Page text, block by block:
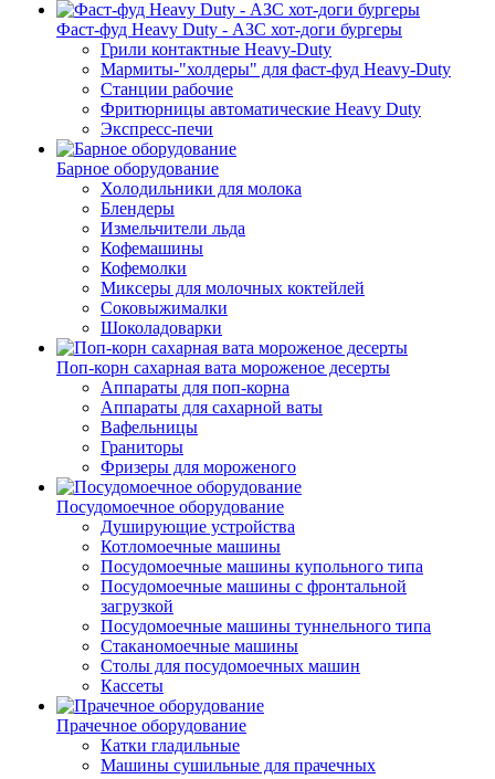
Фаст-фуд Heavy Duty - АЗС хот-доги бургеры
Грили контактные Heavy-Duty
Мармиты-"холдеры" для фаст-фуд Heavy-Duty
Станции рабочие
Фритюрницы автоматические Heavy Duty
Экспресс-печи
Барное оборудование
Холодильники для молока
Блендеры
Измельчители льда
Кофемашины
Кофемолки
Миксеры для молочных коктейлей
Соковыжималки
Шоколадоварки
Поп-корн сахарная вата мороженое десерты
Аппараты для поп-корна
Аппараты для сахарной ваты
Вафельницы
Граниторы
Фризеры для мороженого
Посудомоечное оборудование
Душирующие устройства
Котломоечные машины
Посудомоечные машины купольного типа
Посудомоечные машины с фронтальной
загрузкой
Посудомоечные машины туннельного типа
Стаканомоечные машины
Столы для посудомоечных машин
Кассеты
Прачечное оборудование
Катки гладильные
Машины сушильные для прачечных